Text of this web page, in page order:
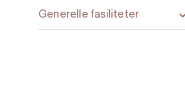
Generelle fasiliteter